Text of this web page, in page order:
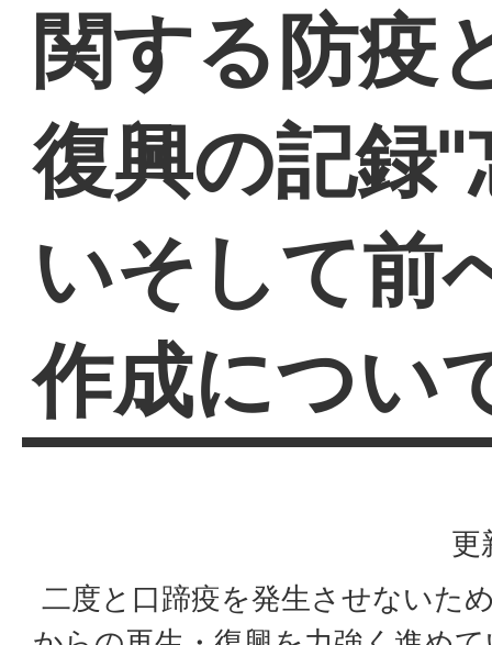
関する防疫
復興の記録
いそして前
作成につい
更
二度と口蹄疫を発生させないた